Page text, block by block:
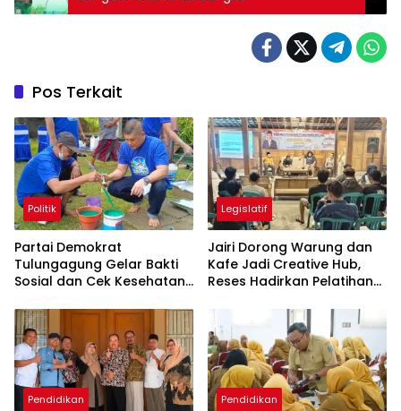
Pos Terkait
Politik
Partai Demokrat
Tulungagung Gelar Bakti
Sosial dan Cek Kesehatan
Legislatif
Jairi Dorong Warung dan
Kafe Jadi Creative Hub,
Reses Hadirkan Pelatihan
Pendidikan Pendidikan